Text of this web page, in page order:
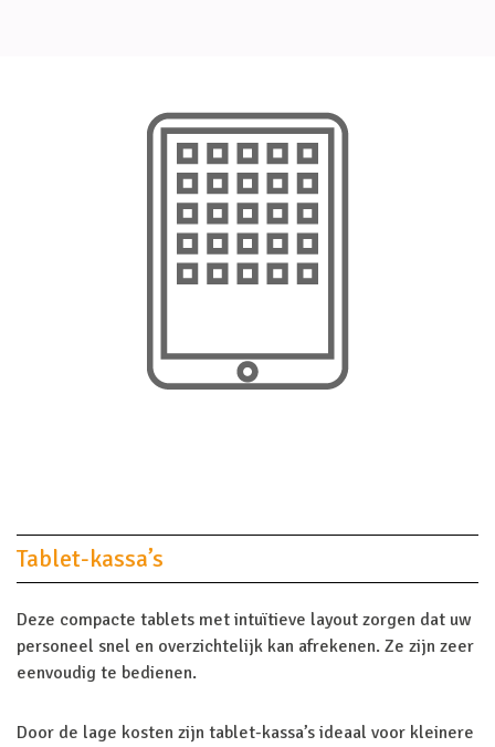
Tablet-kassa’s
Deze compacte tablets met intuïtieve layout zorgen dat uw
personeel snel en overzichtelijk kan afrekenen. Ze zijn zeer
eenvoudig te bedienen.
Door de lage kosten zijn tablet-kassa’s ideaal voor kleinere